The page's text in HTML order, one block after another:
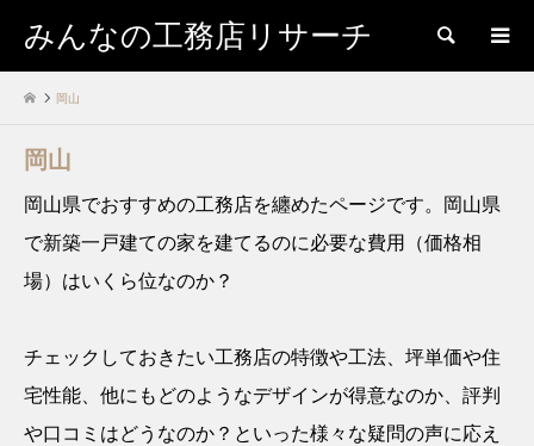
みんなの工務店リサーチ 検索
岡山
岡山
岡山県でおすすめの工務店を纏めたページです。岡山県
で新築一戸建ての家を建てるのに必要な費用（価格相
場）はいくら位なのか？
チェックしておきたい工務店の特徴や工法、坪単価や住
宅性能、他にもどのようなデザインが得意なのか、評判
や口コミはどうなのか？といった様々な疑問の声に応え